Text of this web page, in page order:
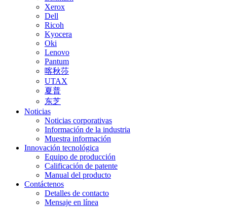
Xerox
Dell
Ricoh
Kyocera
Oki
Lenovo
Pantum
喀秋莎
UTAX
夏普
东芝
Noticias
Noticias corporativas
Información de la industria
Muestra información
Innovación tecnológica
Equipo de producción
Calificación de patente
Manual del producto
Contáctenos
Detalles de contacto
Mensaje en línea